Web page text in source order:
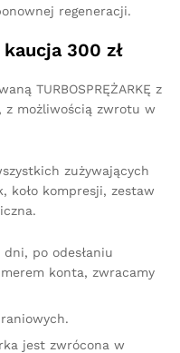
regeneracji.
300 zł
TURBOSPRĘŻARKĘ z
z możliwością zwrotu w
zużywających
koło kompresji, zestaw
po odesłaniu
konta, zwracamy
jest zwrócona w